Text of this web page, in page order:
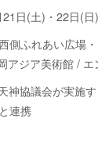
日(土)・22日(日)
側ふれあい広場
アジア美術館 / エ
神協議会が実施
連携